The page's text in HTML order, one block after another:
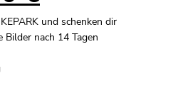
und schenken dir
Bilder nach 14 Tagen